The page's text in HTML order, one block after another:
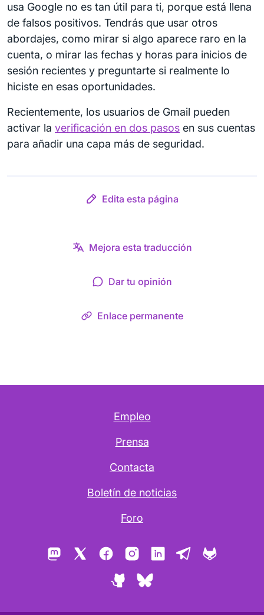
usa Google no es tan útil para ti, porque está llena
de falsos positivos. Tendrás que usar otros
abordajes, como mirar si algo aparece raro en la
cuenta, o mirar las fechas y horas para inicios de
sesión recientes y preguntarte si realmente lo
hiciste en esas oportunidades.
Recientemente, los usuarios de Gmail pueden
activar la verificación en dos pasos en sus cuentas
para añadir una capa más de seguridad.
Edita esta página
Mejora esta traducción
Dar tu opinión
Enlace permanente
Empleo
Prensa
Contacta
Boletín de noticias
Foro
Mastodon FacebookInstagramLinkedInTelegram
GitHubBluesky